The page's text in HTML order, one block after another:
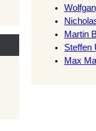
Martin
Steffen
Max